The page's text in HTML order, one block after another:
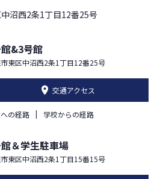
沼西2条1丁目12番25号
&3号館
東区中沼西2条1丁目12番25号
交通アクセス
の経路 学校からの経路
＆学生駐車場
東区中沼西2条1丁目15番15号